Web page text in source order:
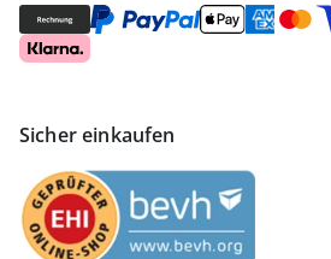
Sicher einkaufen